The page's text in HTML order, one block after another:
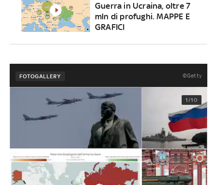
Guerra in Ucraina, oltre 7
mln di profughi. MAPPE E
GRAFICI
FOTOGALLERY ©Getty
1/10